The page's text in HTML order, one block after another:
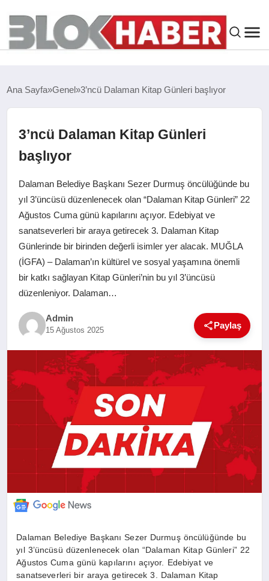
ASAYIŞ
SPOR
EKONOMI
SAĞLIK
EĞITIM
YAŞAM
SANAT
Ana Sayfa Genel 3’ncü Dalaman Kitap Günleri başlıyor
3’ncü Dalaman Kitap Günleri
başlıyor
Dalaman Belediye Başkanı Sezer Durmuş öncülüğünde bu
yıl 3’üncüsü düzenlenecek olan “Dalaman Kitap Günleri” 22
Ağustos Cuma günü kapılarını açıyor. Edebiyat ve
sanatseverleri bir araya getirecek 3. Dalaman Kitap
Günlerinde bir birinden değerli isimler yer alacak. MUĞLA
(İGFA) – Dalaman’ın kültürel ve sosyal yaşamına önemli
bir katkı sağlayan Kitap Günleri’nin bu yıl 3’üncüsü
düzenleniyor. Dalaman…
Admin
15 Ağustos 2025 Paylaş
Dalaman Belediye Başkanı Sezer Durmuş öncülüğünde bu
yıl 3’üncüsü düzenlenecek olan “Dalaman Kitap Günleri” 22
Ağustos Cuma günü kapılarını açıyor. Edebiyat ve
sanatseverleri bir araya getirecek 3. Dalaman Kitap